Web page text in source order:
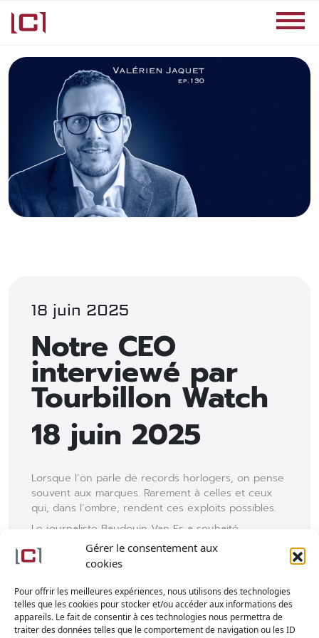
Gérer le consentement aux
cookies
Pour offrir les meilleures expériences, nous utilisons des technologies
telles que les cookies pour stocker et/ou accéder aux informations des
appareils. Le fait de consentir à ces technologies nous permettra de
traiter des données telles que le comportement de navigation ou les ID
18 juin 2025
Notre CEO
interviewé par
Tourbillon Watch
18 juin 2025
Lorsque l’on parle de records horlogers, on pense
souvent aux marques. Rarement à celles et ceux
qui, dans l’ombre, rendent ces exploits possibles.
Le journaliste Baudouin Van Es a souhaité
rencontrer notre CEO, Valérien Jaquet, qui fait
partie de ces figures discrètes mais décisives, pour
parler de ses débuts et de sa vision.
Un interview mené au cœur de notre Manufacture,
qui a donné naissance à un agréable échange que
nous souhaitons vous faire découvririci.